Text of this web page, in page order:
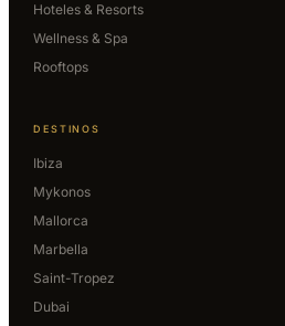
Hoteles & Resorts
Wellness & Spa
Rooftops
DESTINOS
Ibiza
Mykonos
Mallorca
Marbella
Saint-Tropez
Dubai